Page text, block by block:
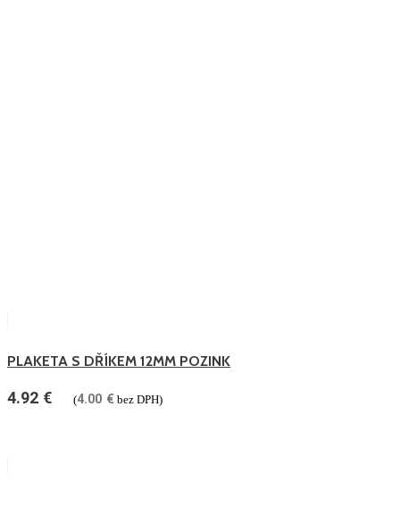
PLAKETA S DŘÍKEM 12MM POZINK
4.92 € (4.00 € bez DPH)